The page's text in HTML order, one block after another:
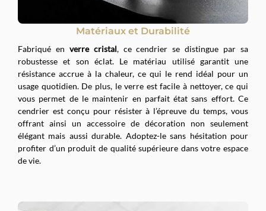
Matériaux et Durabilité
Fabriqué en verre cristal, ce cendrier se distingue par sa
robustesse et son éclat. Le matériau utilisé garantit une
résistance accrue à la chaleur, ce qui le rend idéal pour un
usage quotidien. De plus, le verre est facile à nettoyer, ce qui
vous permet de le maintenir en parfait état sans effort. Ce
cendrier est conçu pour résister à l’épreuve du temps, vous
offrant ainsi un accessoire de décoration non seulement
élégant mais aussi durable. Adoptez-le sans hésitation pour
profiter d’un produit de qualité supérieure dans votre espace
de vie.